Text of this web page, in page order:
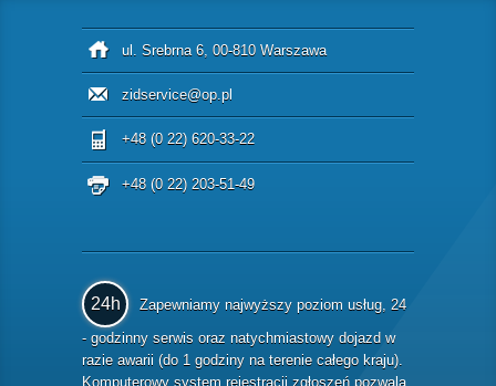
ul. Srebrna 6, 00-810 Warszawa
zidservice@op.pl
+48 (0 22) 620-33-22
+48 (0 22) 203-51-49
24h
Zapewniamy najwyższy poziom usług, 24
- godzinny serwis oraz natychmiastowy dojazd w
razie awarii (do 1 godziny na terenie całego kraju).
Komputerowy system rejestracji zgłoszeń pozwala